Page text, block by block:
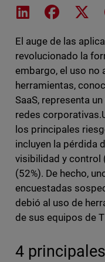
Share onShare on
El auge de las
revolucionado la
embargo, el uso no
herramientas,
SaaS, representa
redes
los principales
incluyen la pérdida
visibilidad y control
(52%). De hecho,
encuestadas
debió al uso de
de sus equipos de
4